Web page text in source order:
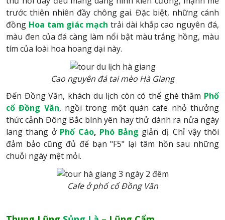
trước thiên nhiên đầy chông gai. Đặc biệt, những cánh
đồng Hoa tam giác mạch trải dài khắp cao nguyên đá,
màu đen của đá càng làm nổi bật màu trắng hồng, màu
tím của loài hoa hoang dại này.
Cao nguyên đá tai mèo Hà Giang
Đến Đồng Văn, khách du lịch còn có thể ghé thăm Phố
cổ Đồng Văn, ngồi trong một quán cafe nhỏ thưởng
thức cảnh Đông Bắc bình yên hay thử dành ra nửa ngày
lang thang ở Phố Cáo, Phó Bảng giản dị. Chỉ vậy thôi
đảm bảo cũng đủ để bạn "F5" lại tâm hồn sau những
chuỗi ngày mệt mỏi.
Cafe ở phố cổ Đồng Văn